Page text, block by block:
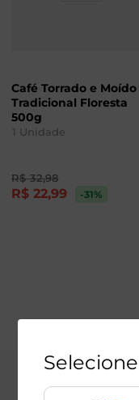
Café Torrado e Moído
Tradicional Floresta
500g
1 Unidade
R$ 32,98
R$ 22,99 -31%
Central de